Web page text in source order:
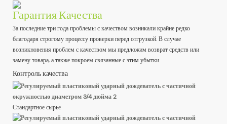
Гарантия Качества
За последние три года проблемы с качеством возникали крайне редко
благодаря строгому процессу проверки перед отгрузкой. В случае
возникновения проблем с качеством мы предложим возврат средств или
замену товара, а также покроем связанные с этим убытки.
Контроль качества
Стандартное сырье